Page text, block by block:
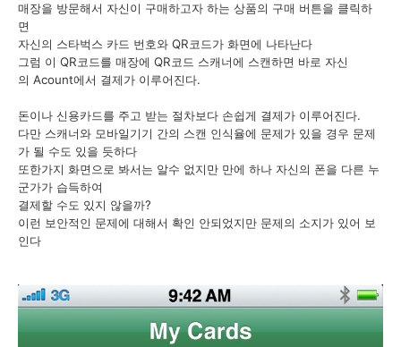
매장을 방문해서 자신이 구매하고자 하는 상품의 구매 버튼을 클릭하
면
자신의 스타벅스 카드 번호와 QR코드가 화면에 나타난다
그럼 이 QR코드를 매장에 QR코드 스캐너에 스캔하면 바로 자신
의 Acount에서 결제가 이루어진다.
돈이나 신용카드를 주고 받는 절차보다 손쉽게 결제가 이루어진다.
다만 스캐너와 모바일기기 간의 스캔 인식율에 문제가 있을 경우 문제
가 될 수도 있을 듯하다
또한가지 화면으로 봐서는 알수 없지만 만에 하나 자신의 폰을 다른 누
군가가 습득하여
결제할 수도 있지 않을까?
이런 보안적인 문제에 대해서 확인 안되었지만 문제의 소지가 있어 보
인다